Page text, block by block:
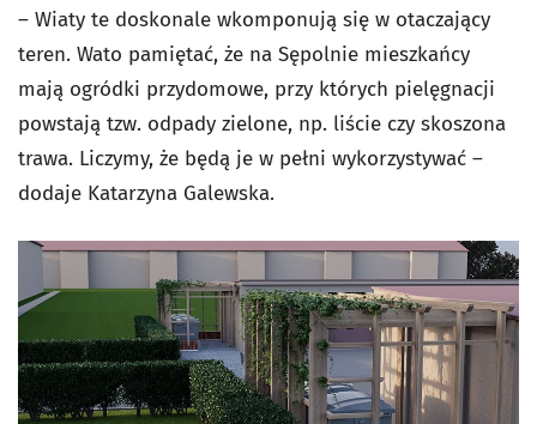
– Wiaty te doskonale wkomponują się w otaczający
teren. Wato pamiętać, że na Sępolnie mieszkańcy
mają ogródki przydomowe, przy których pielęgnacji
powstają tzw. odpady zielone, np. liście czy skoszona
trawa. Liczymy, że będą je w pełni wykorzystywać –
dodaje Katarzyna Galewska.